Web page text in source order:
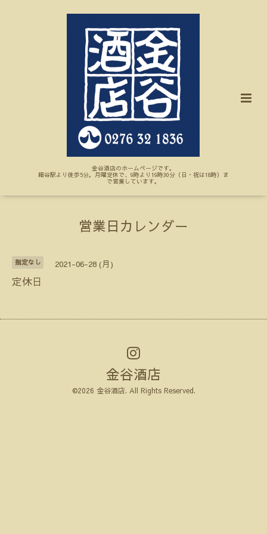
金谷酒店のホームページです。
細谷駅より徒歩5分。月曜定休で、9時より19時30分（日・祝は18時）ま
で営業しています。
営業日カレンダー
指定なし 2021-06-28 (月)
定休日
金谷酒店
©2026 金谷酒店. All Rights Reserved.